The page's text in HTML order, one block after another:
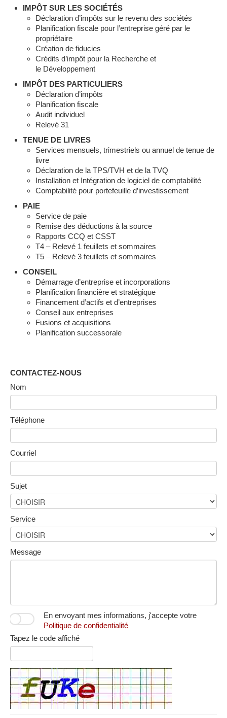
IMPÔT SUR LES SOCIÉTÉS
Déclaration d’impôts sur le revenu des sociétés
Planification fiscale pour l’entreprise géré par le
propriétaire
Création de fiducies
Crédits d’impôt pour la Recherche et
le Développement
IMPÔT DES PARTICULIERS
Déclaration d’impôts
Planification fiscale
Audit individuel
Relevé 31
TENUE DE LIVRES
Services mensuels, trimestriels ou annuel de tenue de
livre
Déclaration de la TPS/TVH et de la TVQ
Installation et Intégration de logiciel de comptabilité
Comptabilité pour portefeuille d’investissement
PAIE
Service de paie
Remise des déductions à la source
Rapports CCQ et CSST
T4 – Relevé 1 feuillets et sommaires
T5 – Relevé 3 feuillets et sommaires
CONSEIL
Démarrage d’entreprise et incorporations
Planification financière et stratégique
Financement d’actifs et d’entreprises
Conseil aux entreprises
Fusions et acquisitions
Planification successorale
CONTACTEZ-NOUS
Nom
Téléphone
Courriel
Sujet
Service
Message
En envoyant mes informations, j'accepte votre
Politique de confidentialité
Tapez le code affiché